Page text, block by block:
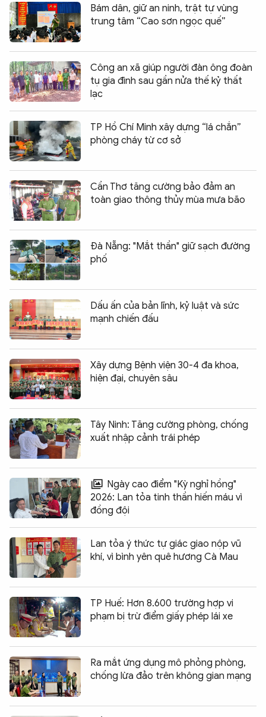
Bám dân, giữ an ninh, trật tự vùng
trung tâm “Cao sơn ngọc quế”
Công an xã giúp người đàn ông đoàn
tụ gia đình sau gần nửa thế kỷ thất
lạc
TP Hồ Chí Minh xây dựng “lá chắn”
phòng cháy từ cơ sở
Cần Thơ tăng cường bảo đảm an
toàn giao thông thủy mùa mưa bão
Đà Nẵng: "Mắt thần" giữ sạch đường
phố
Dấu ấn của bản lĩnh, kỷ luật và sức
mạnh chiến đấu
Xây dựng Bệnh viện 30-4 đa khoa,
hiện đại, chuyên sâu
Tây Ninh: Tăng cường phòng, chống
xuất nhập cảnh trái phép
Ngày cao điểm "Kỳ nghỉ hồng"
2026: Lan tỏa tinh thần hiến máu vì
đồng đội
Lan tỏa ý thức tự giác giao nộp vũ
khí, vì bình yên quê hương Cà Mau
TP Huế: Hơn 8.600 trường hợp vi
phạm bị trừ điểm giấy phép lái xe
Ra mắt ứng dụng mô phỏng phòng,
chống lừa đảo trên không gian mạng